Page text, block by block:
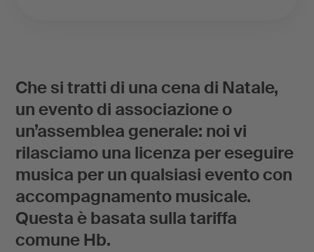
Che si tratti di una cena di Natale,
un evento di associazione o
un’assemblea generale: noi vi
rilasciamo una licenza per eseguire
musica per un qualsiasi evento con
accompagnamento musicale.
Questa è basata sulla tariffa
comune Hb.